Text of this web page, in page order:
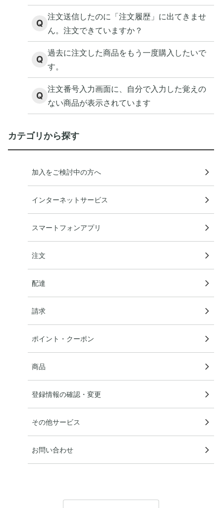
なりますか？
Q
注文送信したのに「注文履歴」に出てきませ
ん。注文できていますか？
Q
過去に注文した商品をもう一度購入したいで
す。
Q
注文番号入力画面に、自分で入力した覚えの
ない商品が表示されています
カテゴリから探す
加入をご検討中の方へ
インターネットサービス
スマートフォンアプリ
注文
配達
請求
ポイント・クーポン
商品
登録情報の確認・変更
その他サービス
お問い合わせ